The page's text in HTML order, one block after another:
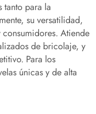
tanto para la
su versatilidad,
Atiende
de bricolaje, y
Para los
únicas y de alta